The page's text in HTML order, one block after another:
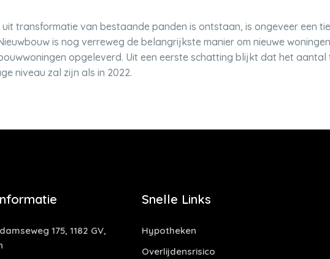
transformatie van bestaande panden is ontstaan, is ongeveer een
is nog verreweg de belangrijkste manier om nieuwe
opgeleverd. Uit een eerste schatting blijkt dat het
niveau zal zijn als in 2022.
175, 1182 GV,
Snelle Links
Hypotheken
Overlijdensrisico